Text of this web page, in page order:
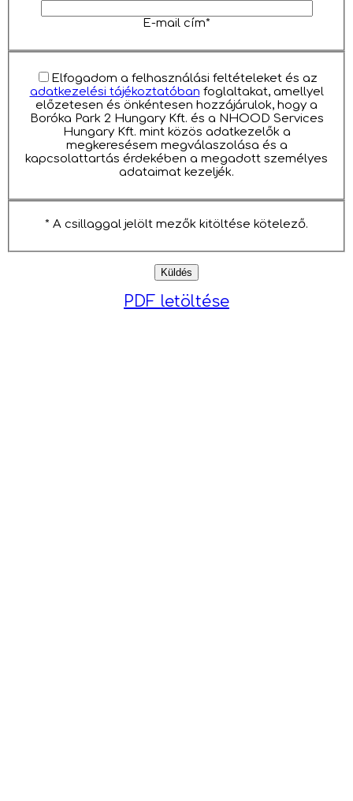
E-mail cím*
Elfogadom a felhasználási feltételeket és az
adatkezelési tájékoztatóban foglaltakat, amellyel
előzetesen és önkéntesen hozzájárulok, hogy a
Boróka Park 2 Hungary Kft. és a NHOOD Services
Hungary Kft. mint közös adatkezelők a
megkeresésem megválaszolása és a
kapcsolattartás érdekében a megadott személyes
adataimat kezeljék.
* A csillaggal jelölt mezők kitöltése kötelező.
PDF letöltése